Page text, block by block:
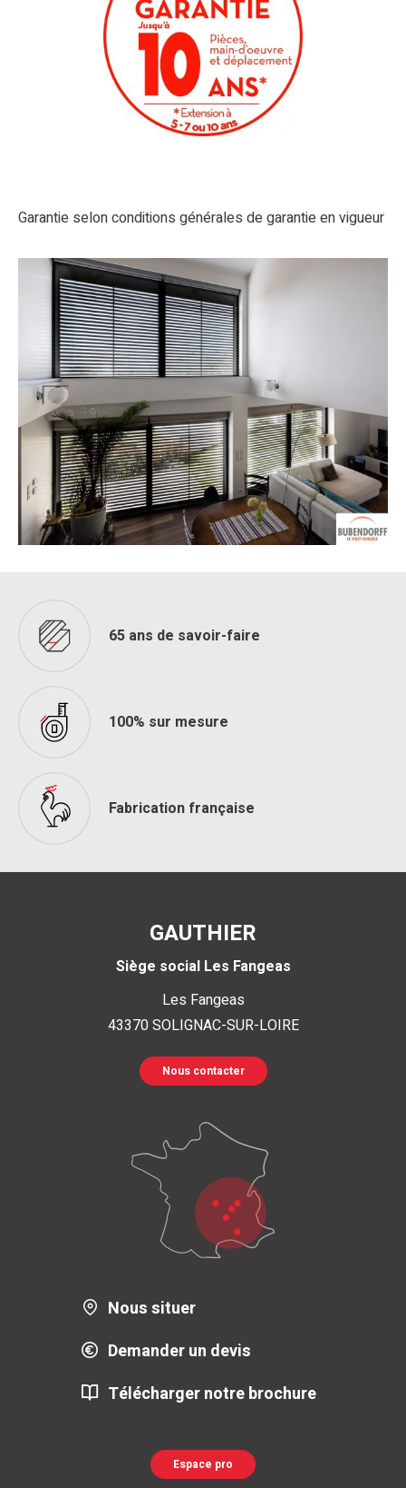
Garantie selon conditions générales de garantie en vigueur
65 ans de savoir-faire
100% sur mesure
Fabrication française
GAUTHIER
Siège social Les Fangeas
Les Fangeas
43370SOLIGNAC-SUR-LOIRE
Nous contacter
Nous situer
Demander un devis
Télécharger notre brochure
Espace pro